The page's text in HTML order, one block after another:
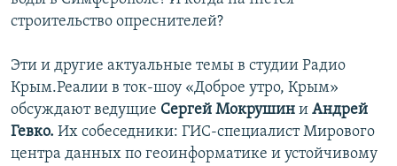
строительство опреснителей?
Эти и другие актуальные темы в студии Радио
Крым.Реалии в ток-шоу «Доброе утро, Крым»
обсуждают ведущие Сергей Мокрушин и Андрей
Гевко. Их собеседники: ГИС-специалист Мирового
центра данных по геоинформатике и устойчивому